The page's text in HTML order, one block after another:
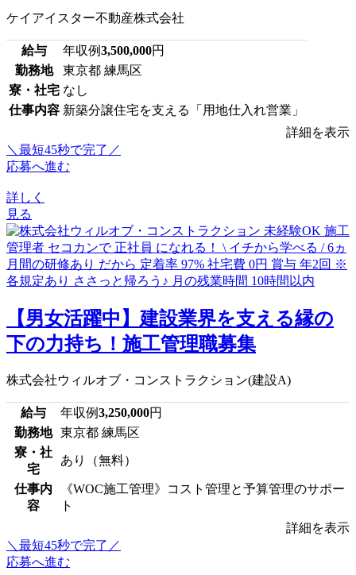
ケイアイスター不動産株式会社
給与 年収例3,500,000円
勤務地
東京都 練馬区
寮・社宅 なし
仕事内容 新築分譲住宅を支える「用地仕入れ営業」
詳細を表示
＼最短45秒で完了／
応募へ進む
詳しく
見る
【男女活躍中】建設業界を支える縁の
下の力持ち！施工管理職募集
株式会社ウィルオブ・コンストラクション(建設A)
給与 年収例3,250,000円
勤務地
東京都 練馬区
寮・社
宅
あり（無料）
仕事内
容
《WOC施工管理》コスト管理と予算管理のサポー
ト
詳細を表示
＼最短45秒で完了／
応募へ進む